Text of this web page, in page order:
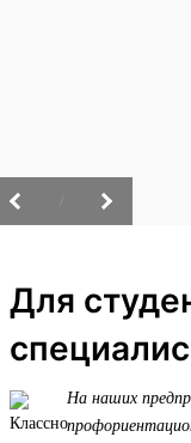
Для
На наших